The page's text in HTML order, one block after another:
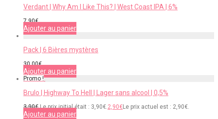
Verdant | Why Am I Like This? | West Coast IPA | 6%
7,90€
Ajouter au panier
Pack | 6 Bières mystères
30,00€
Ajouter au panier
Promo !
Brulo | Highway To Hell | Lager sans alcool | 0,5%
3,90€ Le prix initial était : 3,90€.2,90€Le prix actuel est : 2,90€.
Ajouter au panier